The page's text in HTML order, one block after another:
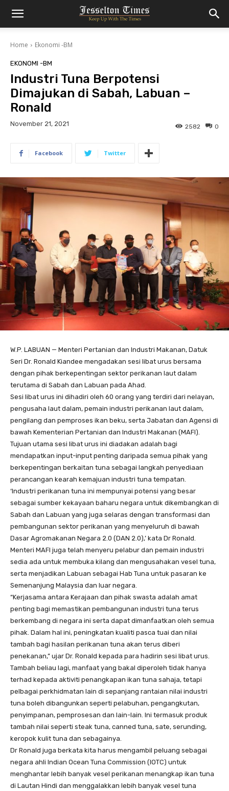
Home Ekonomi -BM
EKONOMI -BM
Industri Tuna Berpotensi
Dimajukan di Sabah, Labuan –
Ronald
November 21, 2021 0
2582
Facebook Twitter
W.P. LABUAN — Menteri Pertanian dan Industri Makanan, Datuk
Seri Dr. Ronald Kiandee mengadakan sesi libat urus bersama
dengan pihak berkepentingan sektor perikanan laut dalam
terutama di Sabah dan Labuan pada Ahad.
Sesi libat urus ini dihadiri oleh 60 orang yang terdiri dari nelayan,
pengusaha laut dalam, pemain industri perikanan laut dalam,
pengilang dan pemproses ikan beku, serta Jabatan dan Agensi di
bawah Kementerian Pertanian dan Industri Makanan (MAFI).
Tujuan utama sesi libat urus ini diadakan adalah bagi
mendapatkan input-input penting daripada semua pihak yang
berkepentingan berkaitan tuna sebagai langkah penyediaan
perancangan kearah kemajuan industri tuna tempatan.
‘Industri perikanan tuna ini mempunyai potensi yang besar
sebagai sumber kekayaan baharu negara untuk dikembangkan di
Sabah dan Labuan yang juga selaras dengan transformasi dan
pembangunan sektor perikanan yang menyeluruh di bawah
Dasar Agromakanan Negara 2.0 (DAN 2.0),’ kata Dr Ronald.
Menteri MAFI juga telah menyeru pelabur dan pemain industri
sedia ada untuk membuka kilang dan mengusahakan vesel tuna,
serta menjadikan Labuan sebagai Hab Tuna untuk pasaran ke
Semenanjung Malaysia dan luar negara.
“Kerjasama antara Kerajaan dan pihak swasta adalah amat
penting bagi memastikan pembangunan industri tuna terus
berkembang di negara ini serta dapat dimanfaatkan oleh semua
pihak. Dalam hal ini, peningkatan kualiti pasca tuai dan nilai
tambah bagi hasilan perikanan tuna akan terus diberi
penekanan,” ujar Dr. Ronald kepada para hadirin sesi libat urus.
Tambah beliau lagi, manfaat yang bakal diperoleh tidak hanya
terhad kepada aktiviti penangkapan ikan tuna sahaja, tetapi
pelbagai perkhidmatan lain di sepanjang rantaian nilai industri
tuna boleh dibangunkan seperti pelabuhan, pengangkutan,
penyimpanan, pemprosesan dan lain-lain. Ini termasuk produk
tambah nilai seperti steak tuna, canned tuna, sate, serunding,
keropok kulit tuna dan sebagainya.
Dr Ronald juga berkata kita harus mengambil peluang sebagai
negara ahli Indian Ocean Tuna Commission (IOTC) untuk
menghantar lebih banyak vesel perikanan menangkap ikan tuna
di Lautan Hindi dan menggalakkan lebih banyak vesel tuna